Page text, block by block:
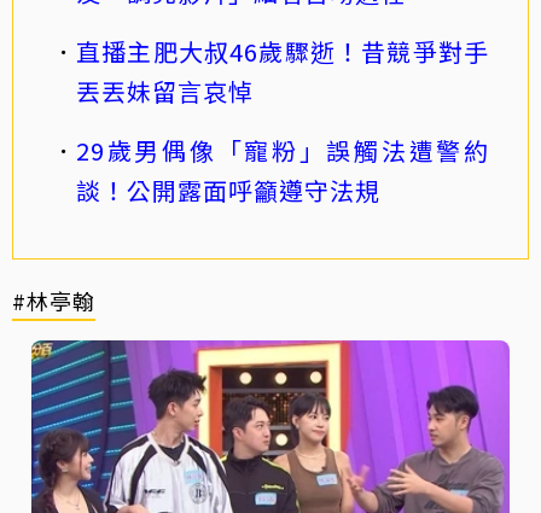
直播主肥大叔46歲驟逝！昔競爭對手
丟丟妹留言哀悼
29歲男偶像「寵粉」誤觸法遭警約
談！公開露面呼籲遵守法規
#林亭翰